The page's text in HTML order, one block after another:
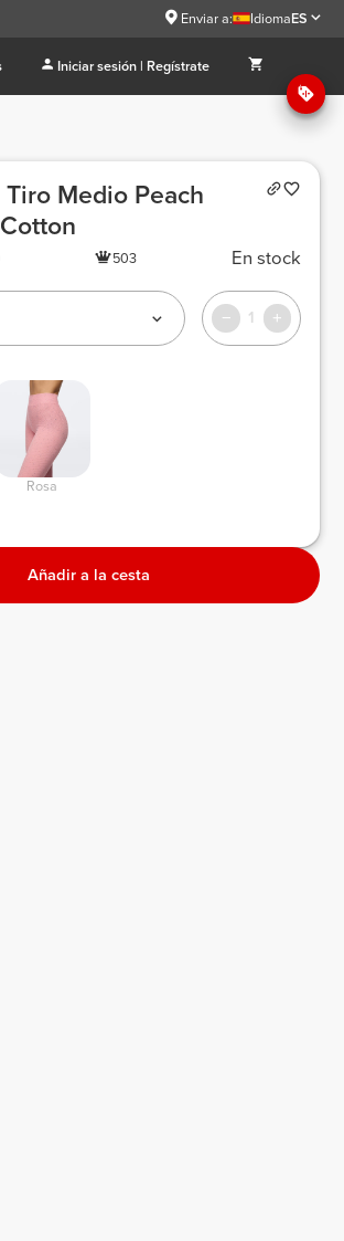
Enviar a: IdiomaES
Iniciar sesión | Regístrate
Medio Peach
503 En stock
1
Rosa
Añadir a la cesta